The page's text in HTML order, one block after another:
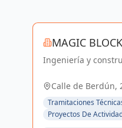
MAGIC BLOCK
ENGINEERS
Ingeniería y
en Madrid y Sevilla
Calle de Berdún,
Tramitaciones
Proyectos De